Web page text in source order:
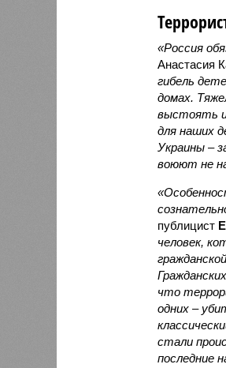
«Россия
Анастасия
гибель
домах.
выстоять и
для наших
Украины –
воюют не
публицист
человек,
что
одних –
стали
последние